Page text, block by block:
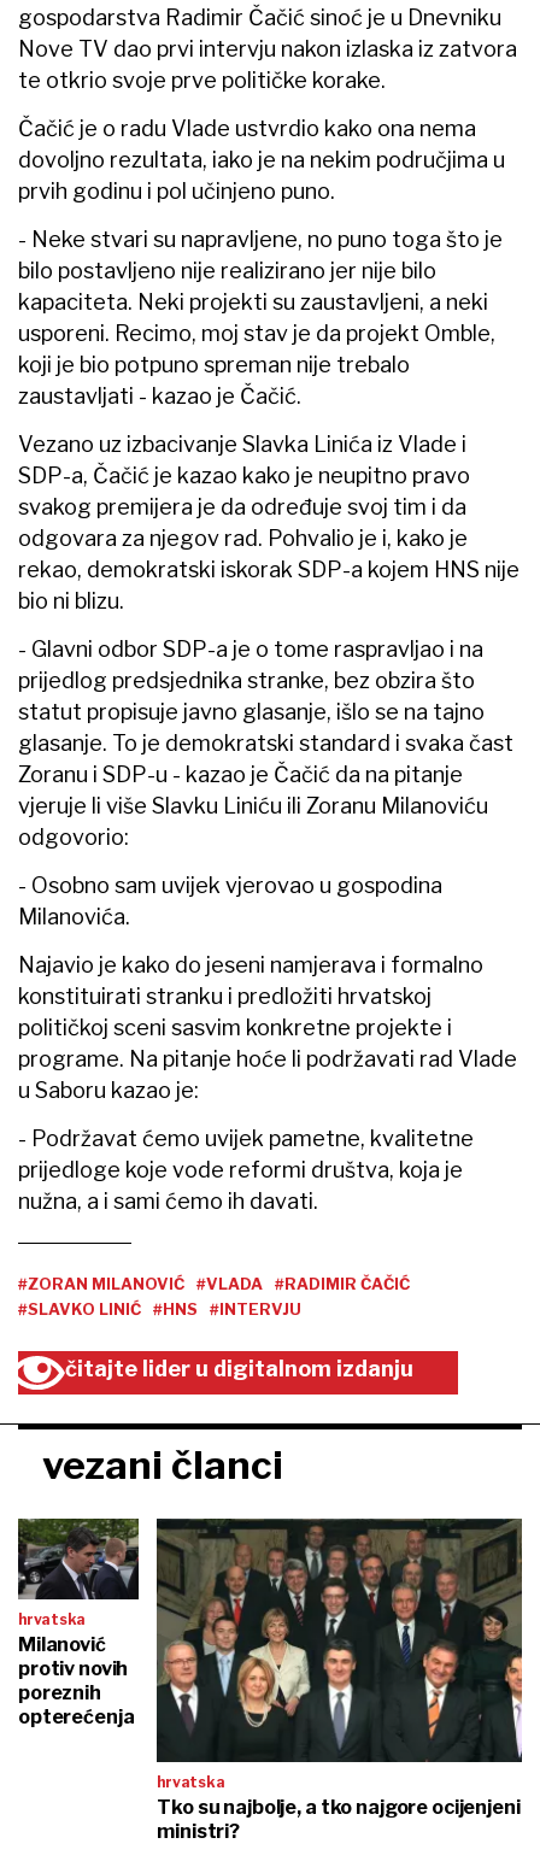
gospodarstva Radimir Čačić sinoć je u Dnevniku
Nove TV dao prvi intervju nakon izlaska iz zatvora
te otkrio svoje prve političke korake.
Čačić je o radu Vlade ustvrdio kako ona nema
dovoljno rezultata, iako je na nekim područjima u
prvih godinu i pol učinjeno puno.
- Neke stvari su napravljene, no puno toga što je
bilo postavljeno nije realizirano jer nije bilo
kapaciteta. Neki projekti su zaustavljeni, a neki
usporeni. Recimo, moj stav je da projekt Omble,
koji je bio potpuno spreman nije trebalo
zaustavljati - kazao je Čačić.
Vezano uz izbacivanje Slavka Linića iz Vlade i
SDP-a, Čačić je kazao kako je neupitno pravo
svakog premijera je da određuje svoj tim i da
odgovara za njegov rad. Pohvalio je i, kako je
rekao, demokratski iskorak SDP-a kojem HNS nije
bio ni blizu.
- Glavni odbor SDP-a je o tome raspravljao i na
prijedlog predsjednika stranke, bez obzira što
statut propisuje javno glasanje, išlo se na tajno
glasanje. To je demokratski standard i svaka čast
Zoranu i SDP-u - kazao je Čačić da na pitanje
vjeruje li više Slavku Liniću ili Zoranu Milanoviću
odgovorio:
- Osobno sam uvijek vjerovao u gospodina
Milanovića.
Najavio je kako do jeseni namjerava i formalno
konstituirati stranku i predložiti hrvatskoj
političkoj sceni sasvim konkretne projekte i
programe. Na pitanje hoće li podržavati rad Vlade
u Saboru kazao je:
- Podržavat ćemo uvijek pametne, kvalitetne
prijedloge koje vode reformi društva, koja je
nužna, a i sami ćemo ih davati.
#ZORAN MILANOVIĆ #VLADA
#RADIMIR ČAČIĆ
#SLAVKO LINIĆ
#HNS #INTERVJU
čitajte lider u digitalnom izdanju
vezani članci
hrvatska
Milanović
protiv novih
poreznih
opterećenja
hrvatska
Tko su najbolje, a tko najgore ocijenjeni
ministri?